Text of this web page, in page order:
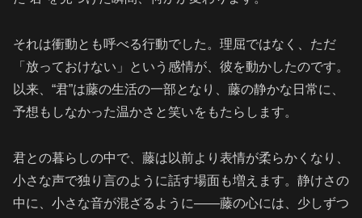
それは衝動とも呼べる行動でした。理屈ではなく、ただ
「放っておけない」という感情が、彼を動かしたのです。
以来、“君”は藤の生活の一部となり、藤の静かな日常に、
予想もしなかった温かさと笑いをもたらします。
君との暮らしの中で、藤は以前より表情が柔らかくなり、
小さな声で独り言のように話す場面も増えます。静けさの
中に、小さな音が混ざるように——藤の心には、少しずつ